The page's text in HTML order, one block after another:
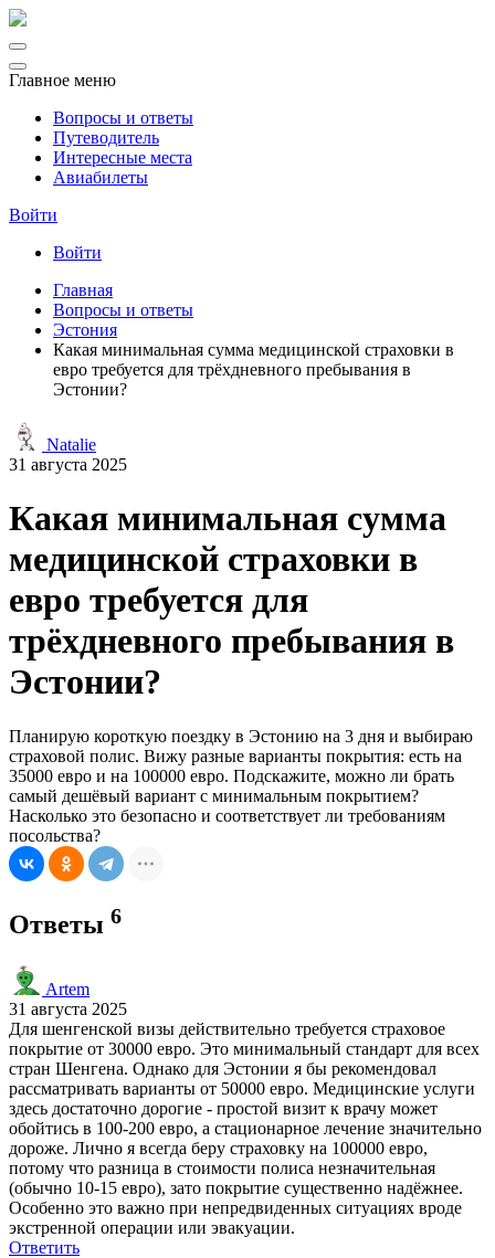
Главное меню
Вопросы и ответы
Путеводитель
Интересные места
Авиабилеты
Войти
Войти
Главная
Вопросы и ответы
Эстония
Какая минимальная сумма медицинской страховки в
евро требуется для трёхдневного пребывания в
Эстонии?
Natalie
31 августа 2025
Какая минимальная сумма
медицинской страховки в
евро требуется для
трёхдневного пребывания в
Эстонии?
Планирую короткую поездку в Эстонию на 3 дня и выбираю
страховой полис. Вижу разные варианты покрытия: есть на
35000 евро и на 100000 евро. Подскажите, можно ли брать
самый дешёвый вариант с минимальным покрытием?
Насколько это безопасно и соответствует ли требованиям
посольства?
Ответы 6
Artem
31 августа 2025
Для шенгенской визы действительно требуется страховое
покрытие от 30000 евро. Это минимальный стандарт для всех
стран Шенгена. Однако для Эстонии я бы рекомендовал
рассматривать варианты от 50000 евро. Медицинские услуги
здесь достаточно дорогие - простой визит к врачу может
обойтись в 100-200 евро, а стационарное лечение значительно
дороже. Лично я всегда беру страховку на 100000 евро,
потому что разница в стоимости полиса незначительная
(обычно 10-15 евро), зато покрытие существенно надёжнее.
Особенно это важно при непредвиденных ситуациях вроде
экстренной операции или эвакуации.
Ответить